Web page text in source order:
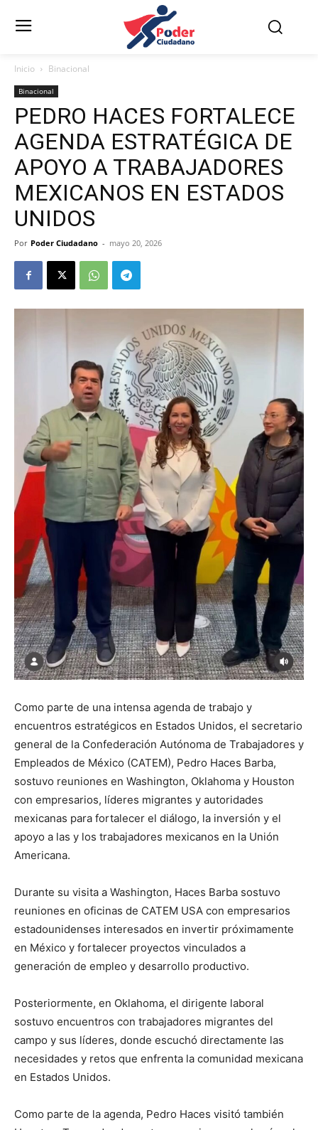
Inicio Binacional
Binacional
PEDRO HACES FORTALECE
AGENDA ESTRATÉGICA DE
APOYO A TRABAJADORES
MEXICANOS EN ESTADOS
UNIDOS
Por Poder Ciudadano - mayo 20, 2026
Como parte de una intensa agenda de trabajo y
encuentros estratégicos en Estados Unidos, el secretario
general de la Confederación Autónoma de Trabajadores y
Empleados de México (CATEM), Pedro Haces Barba,
sostuvo reuniones en Washington, Oklahoma y Houston
con empresarios, líderes migrantes y autoridades
mexicanas para fortalecer el diálogo, la inversión y el
apoyo a las y los trabajadores mexicanos en la Unión
Americana.
Durante su visita a Washington, Haces Barba sostuvo
reuniones en oficinas de CATEM USA con empresarios
estadounidenses interesados en invertir próximamente
en México y fortalecer proyectos vinculados a
generación de empleo y desarrollo productivo.
Posteriormente, en Oklahoma, el dirigente laboral
sostuvo encuentros con trabajadores migrantes del
campo y sus líderes, donde escuchó directamente las
necesidades y retos que enfrenta la comunidad mexicana
en Estados Unidos.
Como parte de la agenda, Pedro Haces visitó también